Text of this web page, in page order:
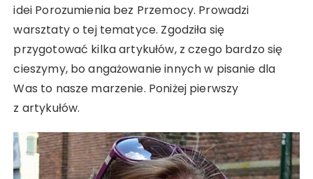
idei Porozumienia bez Przemocy. Prowadzi
warsztaty o tej tematyce. Zgodziła się
przygotować kilka artykułów, z czego bardzo się
cieszymy, bo angażowanie innych w pisanie dla
Was to nasze marzenie. Poniżej pierwszy
z artykułów.